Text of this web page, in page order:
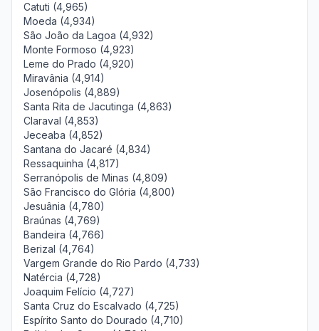
Catuti (4,965)
Moeda (4,934)
São João da Lagoa (4,932)
Monte Formoso (4,923)
Leme do Prado (4,920)
Miravânia (4,914)
Josenópolis (4,889)
Santa Rita de Jacutinga (4,863)
Claraval (4,853)
Jeceaba (4,852)
Santana do Jacaré (4,834)
Ressaquinha (4,817)
Serranópolis de Minas (4,809)
São Francisco do Glória (4,800)
Jesuânia (4,780)
Braúnas (4,769)
Bandeira (4,766)
Berizal (4,764)
Vargem Grande do Rio Pardo (4,733)
Natércia (4,728)
Joaquim Felício (4,727)
Santa Cruz do Escalvado (4,725)
Espírito Santo do Dourado (4,710)